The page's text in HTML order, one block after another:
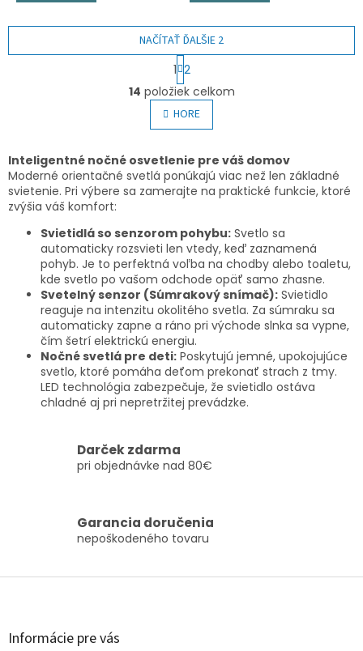
O
v
l
á
a
c
i
r
v
k
y
v
ý
p
i
s
u
NAČÍTAŤ ĎALŠIE 2
S
t
r
á
n
k
v
a
n
i
1 2
14 položiek celkom
HORE
Inteligentné nočné osvetlenie pre váš domov
Moderné orientačné svetlá ponúkajú viac než len základné
svietenie. Pri výbere sa zamerajte na praktické funkcie, ktoré
zvýšia váš komfort:
Svietidlá so senzorom pohybu: Svetlo sa
automaticky rozsvieti len vtedy, keď zaznamená
pohyb. Je to perfektná voľba na chodby alebo toaletu,
kde svetlo po vašom odchode opäť samo zhasne.
Svetelný senzor (Súmrakový snímač): Svietidlo
reaguje na intenzitu okolitého svetla. Za súmraku sa
automaticky zapne a ráno pri východe slnka sa vypne,
čím šetrí elektrickú energiu.
Nočné svetlá pre deti: Poskytujú jemné, upokojujúce
svetlo, ktoré pomáha deťom prekonať strach z tmy.
LED technológia zabezpečuje, že svietidlo ostáva
chladné aj pri nepretržitej prevádzke.
Darček zdarma
pri objednávke nad 80€
Garancia doručenia
nepoškodeného tovaru
Z
Informácie pre vás